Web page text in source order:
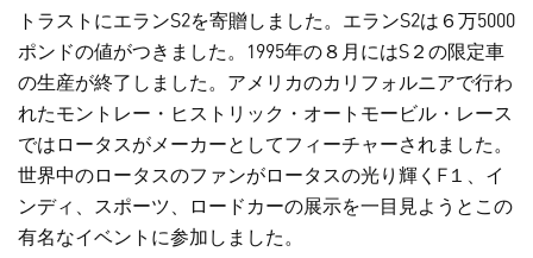
トラストにエランS2を寄贈しました。エランS2は６万5000
ポンドの値がつきました。1995年の８月にはS２の限定車
の生産が終了しました。アメリカのカリフォルニアで行わ
れたモントレー・ヒストリック・オートモービル・レース
ではロータスがメーカーとしてフィーチャーされました。
世界中のロータスのファンがロータスの光り輝くF１、イ
ンディ、スポーツ、ロードカーの展示を一目見ようとこの
有名なイベントに参加しました。